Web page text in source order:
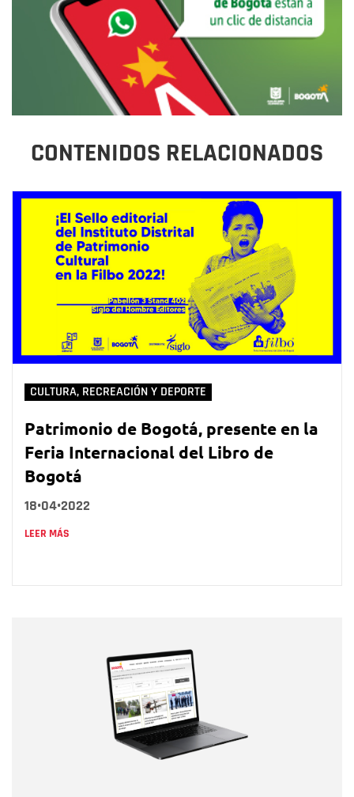
CONTENIDOS RELACIONADOS
CULTURA, RECREACIÓN Y DEPORTE
Patrimonio de Bogotá, presente en la
Feria Internacional del Libro de
Bogotá
18•04•2022
LEER MÁS
Correo electrónico
Tipo de comentario